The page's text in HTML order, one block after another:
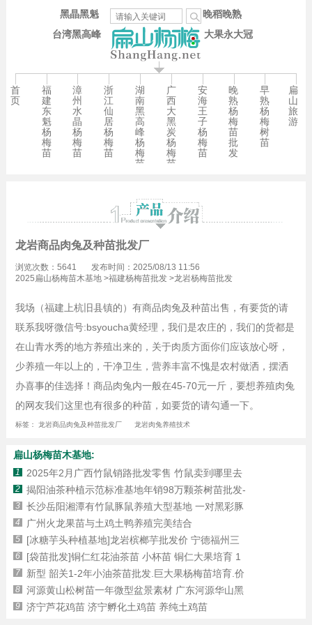
台湾黑高峰
晚稻晚熟
大果永大冠
黑晶黑魁
首
页
福
建
东
魁
杨
梅
苗
漳
州
水
晶
杨
梅
苗
浙
江
仙
居
杨
梅
苗
湖
南
黑
高
峰
杨
梅
苗
广
西
大
黑
炭
杨
梅
苗
安
海
王
子
杨
梅
苗
晚
熟
杨
梅
苗
批
发
早
熟
杨
梅
树
苗
扁
山
旅
游
龙岩商品肉兔及种苗批发厂
浏览次数：5641
发布时间：2025/08/13 11:56
2025扁山杨梅苗木基地>福建杨梅苗批发>龙岩杨梅苗批发
我场（福建上杭旧县镇的）有商品肉兔及种苗出售，有要货的请
联系我呀微信号:bsyoucha黄经理，我们是农庄的，我们的货都是
在山青水秀的地方养殖出来的，关于肉质方面你们应该放心呀，
少养殖一年以上的，干净卫生，营养丰富不愧是农村做洒，摆洒
办喜事的佳选择！商品肉兔内一般在45-70元一斤，要想养殖肉兔
的网友我们这里也有很多的种苗，如要货的请勾通一下。
标签： 龙岩商品肉兔及种苗批发厂 龙岩肉兔养殖技术
扁山杨梅苗木基地:
1 2025年2月广西竹鼠销路批发零售 竹鼠卖到哪里去
2 揭阳油茶种植示范标准基地年销98万颗茶树苗批发-
3 长沙岳阳湘潭有竹鼠豚鼠养殖大型基地 一对黑彩豚
4 广州火龙果苗与土鸡土鸭养殖完美结合
5 [冰糖芋头种植基地]龙岩槟榔芋批发价 宁德福州三
6 [袋苗批发]铜仁红花油茶苗 小杯苗 铜仁大果培育 1
7 新型 韶关1-2年小油茶苗批发.巨大果杨梅苗培育.价
8 河源黄山松树苗一年微型盆景素材 广东河源华山黑
9 济宁芦花鸡苗 济宁孵化土鸡苗 养纯土鸡苗